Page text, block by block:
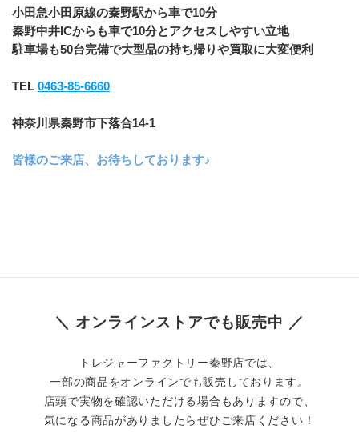
小田急小田原線の秦野駅から車で10分
秦野中井ICからも車で10分とアクセスしやすい立地
駐車場も50台完備で大型品の持ち帰りや買取に大変便利
TEL 0463-85-6660
神奈川県秦野市下落合14-1
皆様のご来店、お待ちしております♪
＼ オンラインストアでも販売中 ／
トレジャーファクトリー秦野店では、
一部の商品をオンラインでも販売しております。
店頭で実物を確認いただける場合もありますので、
気になる商品がありましたらぜひご来店ください！